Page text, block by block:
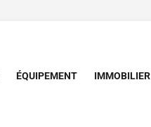
ÉQUIPEMENT IMMOBILIER